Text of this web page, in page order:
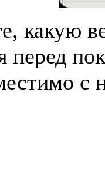
какую
перед
с